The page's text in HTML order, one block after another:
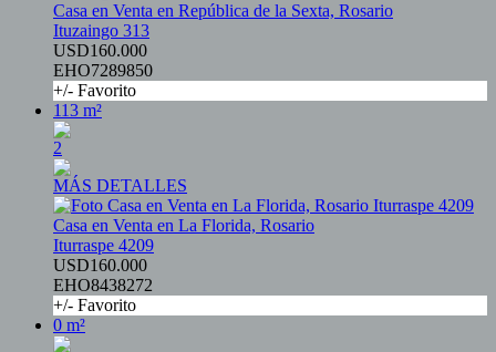
Casa en Venta en República de la Sexta, Rosario
Ituzaingo 313
USD160.000
EHO7289850
+/- Favorito
113 m²
2
MÁS DETALLES
Casa en Venta en La Florida, Rosario
Iturraspe 4209
USD160.000
EHO8438272
+/- Favorito
0 m²